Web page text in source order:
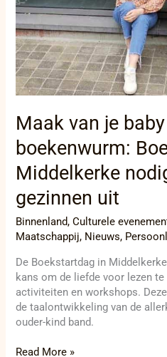
Maak van je
boekenwurm:
Middelkerke
gezinnen uit
Binnenland,Culturele
Maatschappij, Nieuws,
De Boekstartdag in
kans om de liefde voor lezen
activiteiten en workshops.
de taalontwikkeling van de
ouder-kind band.
Read More »